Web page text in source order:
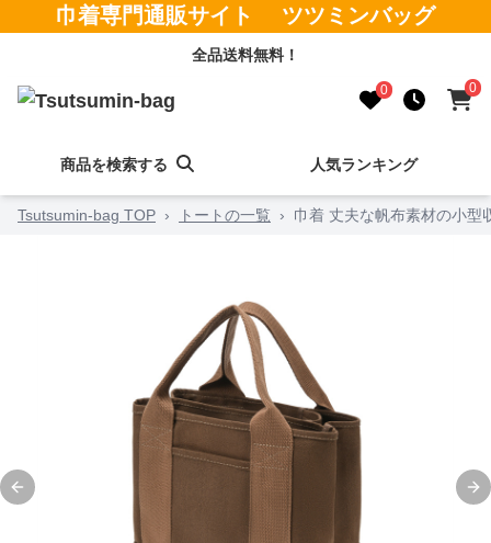
巾着専門通販サイト ツツミンバッグ
全品送料無料！
0 0
商品を検索する 人気ランキング
Tsutsumin-bag TOP › トートの一覧 › 巾着 丈夫な帆布素材の小型
Previous slide